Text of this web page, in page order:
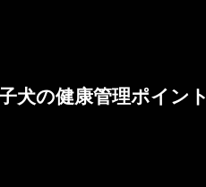
犬の健康管理ポイント